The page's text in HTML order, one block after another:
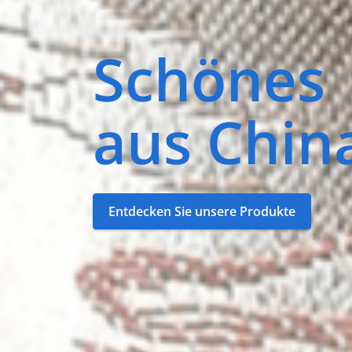
Schönes
aus
Entdecken Sie unsere Produkte